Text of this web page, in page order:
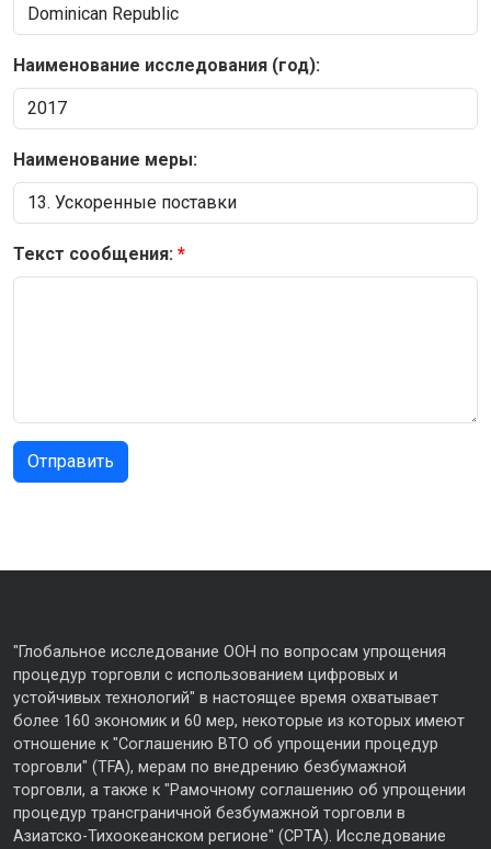
Наименование исследования (год):
Наименование меры:
Текст сообщения:
"Глобальное исследование ООН по вопросам упрощения
процедур торговли с использованием цифровых и
устойчивых технологий" в настоящее время охватывает
более 160 экономик и 60 мер, некоторые из которых имеют
отношение к "Соглашению ВТО об упрощении процедур
торговли" (TFA), мерам по внедрению безбумажной
торговли, а также к "Рамочному соглашению об упрощении
процедур трансграничной безбумажной торговли в
Азиатско-Тихоокеанском регионе" (CPTA). Исследование